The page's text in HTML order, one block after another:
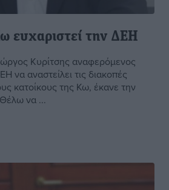
ευχαριστεί την ΔΕΗ
Κυρίτσης αναφερόμενος
να αναστείλει τις διακοπές
κατοίκους της Κω, έκανε την
να ...